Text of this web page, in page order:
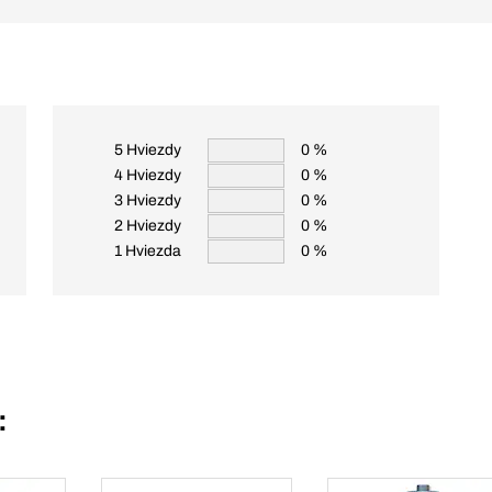
5 Hviezdy
0 %
4 Hviezdy
0 %
3 Hviezdy
0 %
2 Hviezdy
0 %
1 Hviezda
0 %